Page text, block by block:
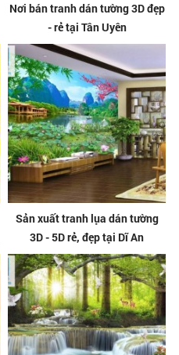
Nơi bán tranh dán tường 3D đẹp
- rẻ tại Tân Uyên
Sản xuất tranh lụa dán tường
3D - 5D rẻ, đẹp tại Dĩ An